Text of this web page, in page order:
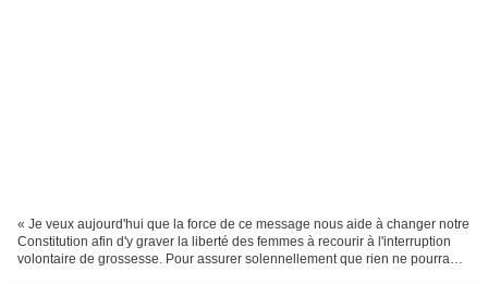
« Je veux aujourd'hui que la force de ce message nous aide à changer notre
Constitution afin d'y graver la liberté des femmes à recourir à l'interruption
volontaire de grossesse. Pour assurer solennellement que rien ne pourra